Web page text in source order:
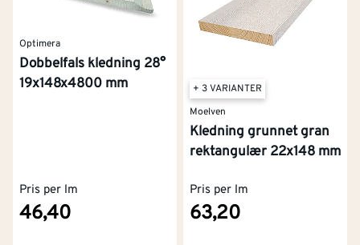
Optimera
Dobbelfals kledning 28°
19x148x4800 mm
Pris per lm
46,40
+ 3 VARIANTER
Moelven
Kledning grunnet gran
rektangulær 22x148 mm
Pris per lm
63,20